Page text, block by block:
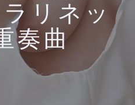
リネッ
奏曲